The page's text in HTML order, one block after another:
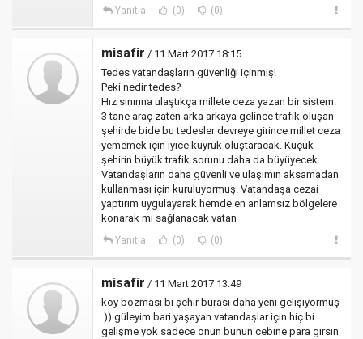
Yanıtla (0) (0)
misafir / 11 Mart 2017 18:15
Tedes vatandaşların güvenliği içinmiş!
Peki nedir tedes?
Hız sınırına ulaştıkça millete ceza yazan bir sistem.
3 tane araç zaten arka arkaya gelince trafik oluşan
şehirde bide bu tedesler devreye girince millet ceza
yememek için iyice kuyruk oluştaracak. Küçük
şehirin büyük trafik sorunu daha da büyüyecek.
Vatandaşların daha güvenli ve ulaşımın aksamadan
kullanması için kuruluyormuş. Vatandaşa cezai
yaptırım uygulayarak hemde en anlamsız bölgelere
konarak mı sağlanacak vatan
Yanıtla (0) (0)
misafir / 11 Mart 2017 13:49
köy bozması bi şehir burası daha yeni gelişiyormuş
.)) güleyim bari yaşayan vatandaşlar için hiç bi
gelişme yok sadece onun bunun cebine para girsin